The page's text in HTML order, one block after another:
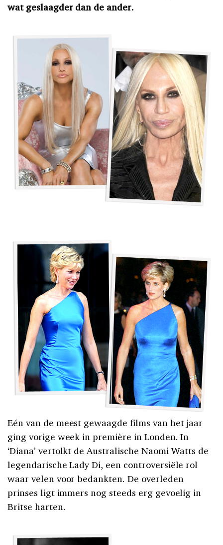
wat geslaagder dan de ander.
Eén van de meest gewaagde films van het jaar
ging vorige week in première in Londen. In
‘Diana’ vertolkt de Australische Naomi Watts de
legendarische Lady Di, een controversiële rol
waar velen voor bedankten. De overleden
prinses ligt immers nog steeds erg gevoelig in
Britse harten.